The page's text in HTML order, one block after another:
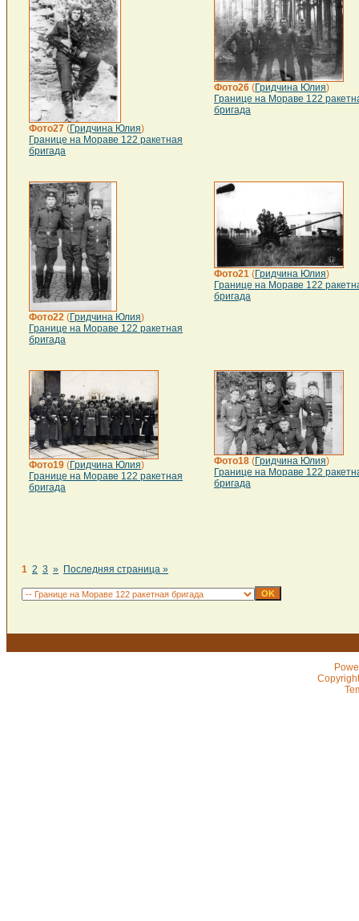
Фото27 (Гридчина Юлия)
Границе на Мораве 122 ракетная
бригада
Фото26 (Гридчина Юлия)
Границе на Мораве 122
бригада
Фото22 (Гридчина Юлия)
Границе на Мораве 122 ракетная
бригада
Фото21 (Гридчина Юлия)
Границе на Мораве 122
бригада
Фото19 (Гридчина Юлия)
Границе на Мораве 122 ракетная
бригада
Фото18 (Гридчина Юлия)
Границе на Мораве 122
бригада
1 2 3 » Последняя страница »